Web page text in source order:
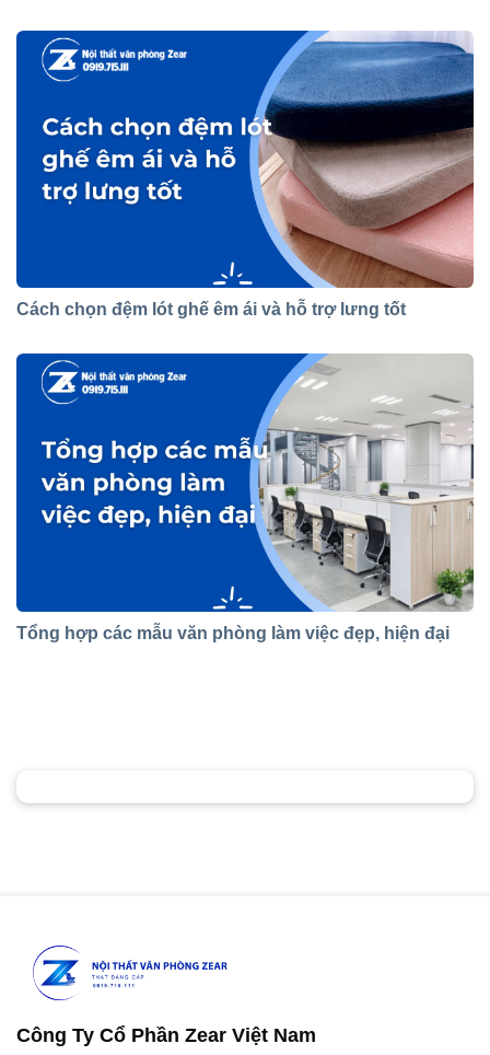
Cách chọn đệm lót ghế êm ái và hỗ trợ lưng tốt
Tổng hợp các mẫu văn phòng làm việc đẹp, hiện đại
Công Ty Cổ Phần Zear Việt Nam